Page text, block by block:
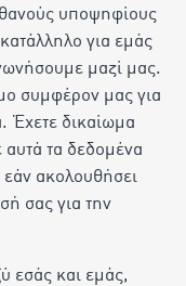
υποψηφίους
για εμάς
μαζί μας.
συμφέρον μας για
Έχετε δικαίωμα
τα δεδομένα
ακολουθήσει
σας για την
εσάς και εμάς,